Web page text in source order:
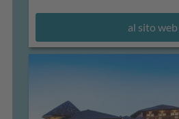
al sito web